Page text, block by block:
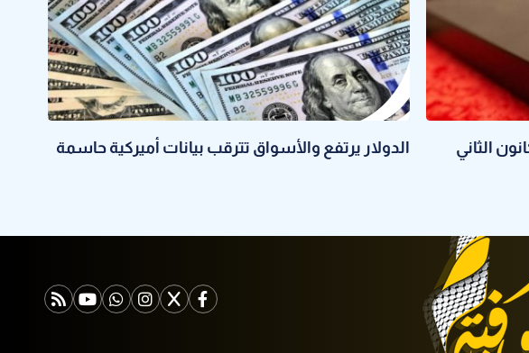
الثاني الدولار يرتفع والأسواق تترقب بيانات أميركية حاسمة